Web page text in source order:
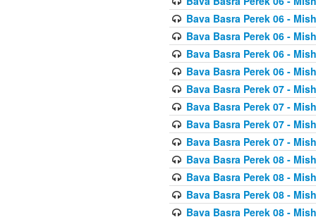
Bava Basra Perek 06 -
Bava Basra Perek 06 -
Bava Basra Perek 06 -
Bava Basra Perek 06 -
Bava Basra Perek 07 -
Bava Basra Perek 07 -
Bava Basra Perek 07 -
Bava Basra Perek 07 -
Bava Basra Perek 08 -
Bava Basra Perek 08 -
Bava Basra Perek 08 -
Bava Basra Perek 08 -